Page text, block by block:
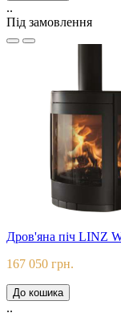
..
Під замовлення
Дров'яна піч LINZ
167 050 грн.
До кошика
..